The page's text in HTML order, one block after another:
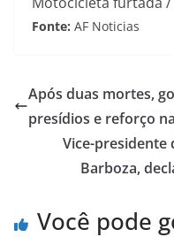
Fonte: AF Noticias
Após duas mortes,
presídios e reforço
Vice-presidente
Barboza,
Você pode